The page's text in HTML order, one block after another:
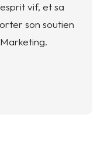
vif, et sa
son soutien